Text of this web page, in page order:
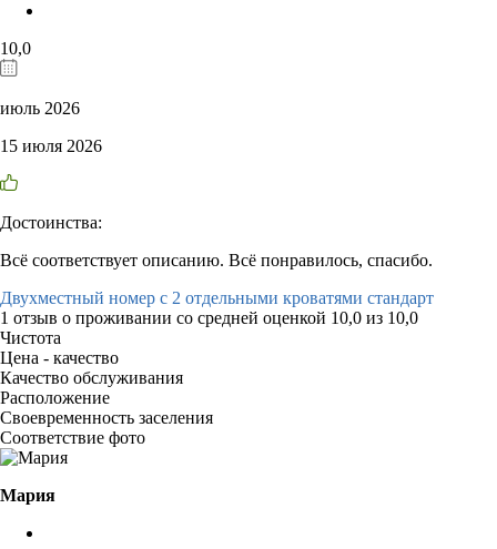
10,0
июль 2026
15 июля 2026
Достоинства:
Всё соответствует описанию. Всё понравилось, спасибо.
Двухместный номер с 2 отдельными кроватями стандарт
1 отзыв о проживании со средней оценкой 10,0 из 10,0
Чистота
Цена - качество
Качество обслуживания
Расположение
Своевременность заселения
Соответствие фото
Мария